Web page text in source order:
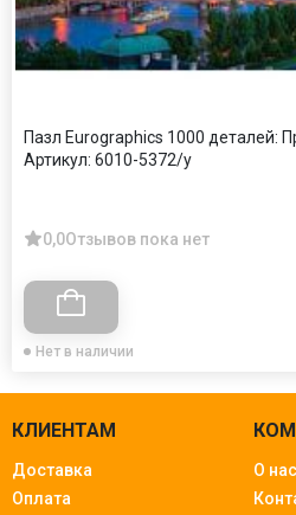
Пазл Eurographics 1000 деталей:
Артикул: 6010-5372/у
0,0Отзывов пока нет
Нет в наличии
КЛИЕНТАМ
Доставка
Оплата
О нас